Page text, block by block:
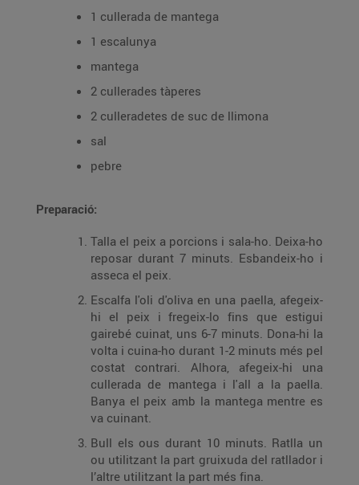
1 cullerada de mantega
1 escalunya
mantega
2 cullerades tàperes
2 culleradetes de suc de llimona
sal
pebre
Preparació:
Talla el peix a porcions i sala-ho. Deixa-ho
reposar durant 7 minuts. Esbandeix-ho i
asseca el peix.
Escalfa l'oli d'oliva en una paella, afegeix-
hi el peix i fregeix-lo fins que estigui
gairebé cuinat, uns 6-7 minuts. Dona-hi la
volta i cuina-ho durant 1-2 minuts més pel
costat contrari. Alhora, afegeix-hi una
cullerada de mantega i l'all a la paella.
Banya el peix amb la mantega mentre es
va cuinant.
Bull els ous durant 10 minuts. Ratlla un
ou utilitzant la part gruixuda del ratllador i
l’altre utilitzant la part més fina.